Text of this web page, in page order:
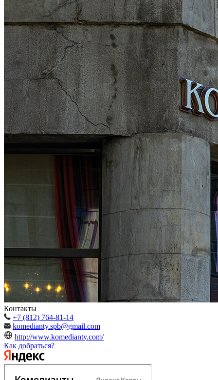
Контакты
+7 (812) 764-81-14
komedianty.spb@gmail.com
http://www.komedianty.com/
Как добраться?